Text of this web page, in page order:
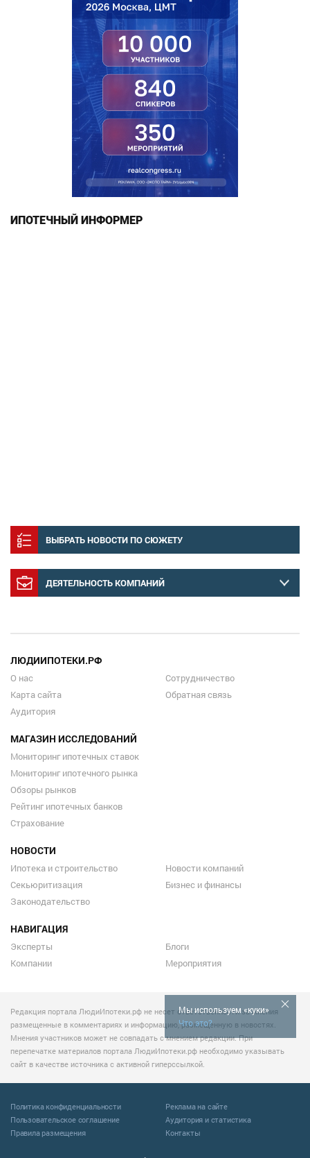
ИПОТЕЧНЫЙ ИНФОРМЕР
ВЫБРАТЬ НОВОСТИ ПО СЮЖЕТУ
ДЕЯТЕЛЬНОСТЬ КОМПАНИЙ
Мы используем «куки»
Что это?
ЛЮДИИПОТЕКИ.РФ
О нас
Карта сайта
Аудитория
Сотрудничество
Обратная связь
МАГАЗИН ИССЛЕДОВАНИЙ
Мониторинг ипотечных ставок
Мониторинг ипотечного рынка
Обзоры рынков
Рейтинг ипотечных банков
Страхование
НОВОСТИ
Ипотека и строительство
Секьюритизация
Законодательство
Новости компаний
Бизнес и финансы
НАВИГАЦИЯ
Эксперты
Компании
Блоги
Мероприятия
Редакция портала ЛюдиИпотеки.рф не несет ответственности за мнения
размещенные в комментариях и информацию, размещенную в новостях.
Мнения участников может не совпадать с мнением редакции. При
перепечатке материалов портала ЛюдиИпотеки.рф необходимо указывать
сайт в качестве источника с активной гиперссылкой.
Политика конфиденциальности
Пользовательское соглашение
Правила размещения
Реклама на сайте
Аудитория и статистика
Контакты